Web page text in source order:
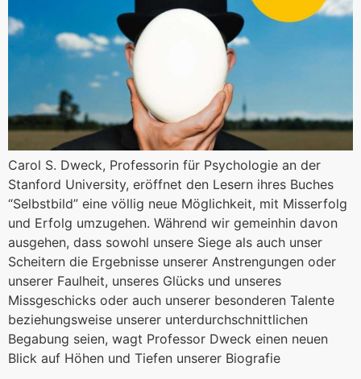
Carol S. Dweck, Professorin für Psychologie an der
Stanford University, eröffnet den Lesern ihres Buches
“Selbstbild” eine völlig neue Möglichkeit, mit Misserfolg
und Erfolg umzugehen. Während wir gemeinhin davon
ausgehen, dass sowohl unsere Siege als auch unser
Scheitern die Ergebnisse unserer Anstrengungen oder
unserer Faulheit, unseres Glücks und unseres
Missgeschicks oder auch unserer besonderen Talente
beziehungsweise unserer unterdurchschnittlichen
Begabung seien, wagt Professor Dweck einen neuen
Blick auf Höhen und Tiefen unserer Biografie